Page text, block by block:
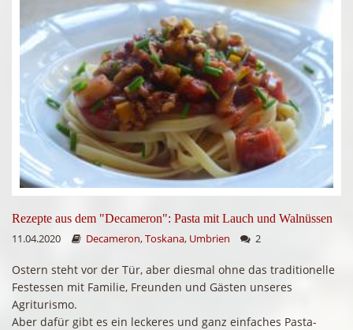
Rezepte aus dem "Decameron": Pasta mit Lauch und Walnüssen
11.04.2020
Decameron,Toskana, Umbrien 2
Ostern steht vor der Tür, aber diesmal ohne das traditionelle
Festessen mit Familie, Freunden und Gästen unseres
Agriturismo.
Aber dafür gibt es ein leckeres und ganz einfaches Pasta-